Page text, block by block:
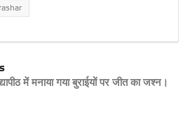
में मनाया गया बुराईयों पर जीत का जश्न।